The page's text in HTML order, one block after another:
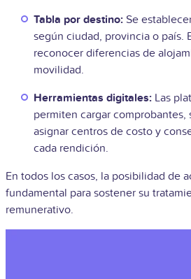
Tabla por destino: Se
según ciudad, provincia o país.
reconocer diferencias de
movilidad.
Herramientas digitales: Las
permiten cargar comprobantes,
asignar centros de costo y
cada rendición.
En todos los casos, la posibilidad de
fundamental para sostener su
remunerativo.